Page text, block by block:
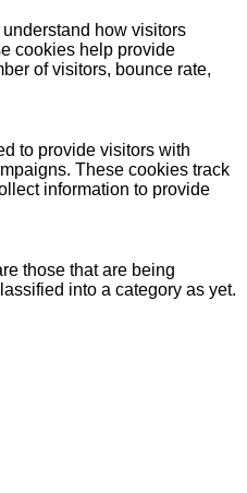
how visitors
cookies help provide
of visitors, bounce rate,
to provide visitors with
These cookies track
information to provide
those that are being
into a category as yet.